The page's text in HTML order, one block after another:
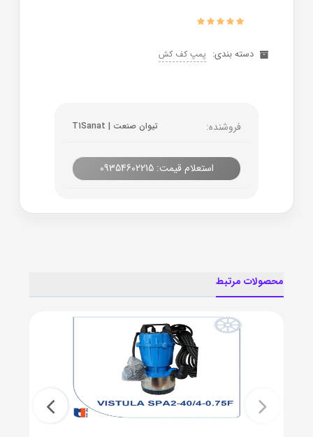
دسته بندی: پمپ کف کش
فروشنده: تیوان صنعت | T1Sanat
استعلام قیمت: 09354602215
محصولات مرتبط